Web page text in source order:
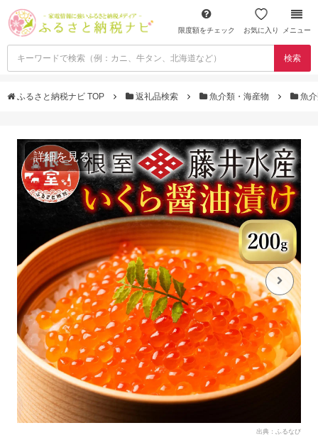
限度額をチェック お気に入り メニュー
検索
ふるさと納税ナビ TOP 返礼品検索 魚介類・海産物 魚介
詳細を見る
出典：ふるなび